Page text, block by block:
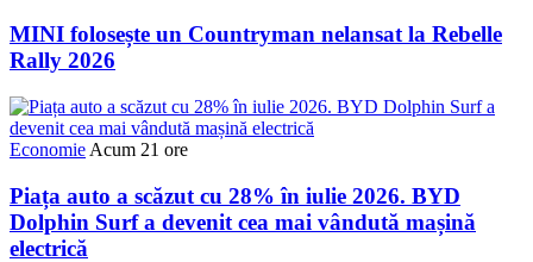
MINI folosește un Countryman nelansat la Rebelle
Rally 2026
Economie Acum 21 ore
Piața auto a scăzut cu 28% în iulie 2026. BYD
Dolphin Surf a devenit cea mai vândută mașină
electrică